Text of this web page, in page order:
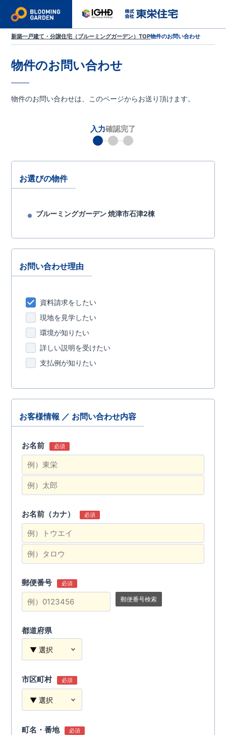
新築一戸建て・分譲住宅（ブルーミングガーデン）TOP物件のお問い合わせ
物件のお問い合わせ
物件のお問い合わせは、このページからお送り頂けます。
お選びの物件
ブルーミングガーデン 焼津市石津2棟
お問い合わせ理由
資料請求をしたい
現地を見学したい
環境が知りたい
詳しい説明を受けたい
支払例が知りたい
お客様情報 ／ お問い合わせ内容
お名前 必須
お名前（カナ） 必須
郵便番号 必須
郵便番号検索
都道府県
市区町村 必須
町名・番地 必須
入力確認完了